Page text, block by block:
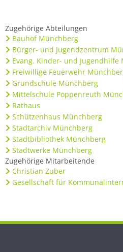
Zugehörige Abteilungen
Bauhof Münchberg
Bürger- und Jugendzentrum
Evang. Kinder- und Jugendhilfe
Freiwillige Feuerwehr
Grundschule Münchberg
Mittelschule Poppenreuth
Rathaus
Schützenhaus Münchberg
Stadtarchiv Münchberg
Stadtbibliothek Münchberg
Stadtwerke Münchberg
Zugehörige Mitarbeitende
Christian Zuber
Gesellschaft für